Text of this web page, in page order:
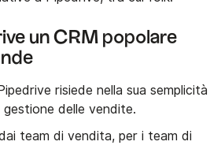
un CRM popolare
risiede nella sua semplicità
delle vendite.
team di vendita, per i team di